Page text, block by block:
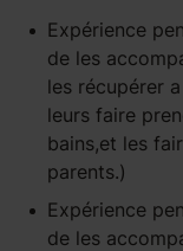
Expérience
de les
les récupérer
leurs faire
bains,et les
parents.)
Expérience
de les